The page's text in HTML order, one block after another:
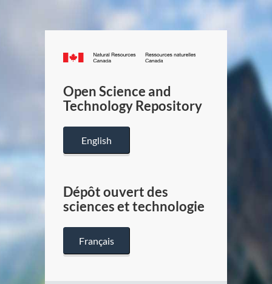
Canada.ca
/
Canada
Open Science and
Technology Repository
English
Dépôt ouvert des
sciences et technologie
Français